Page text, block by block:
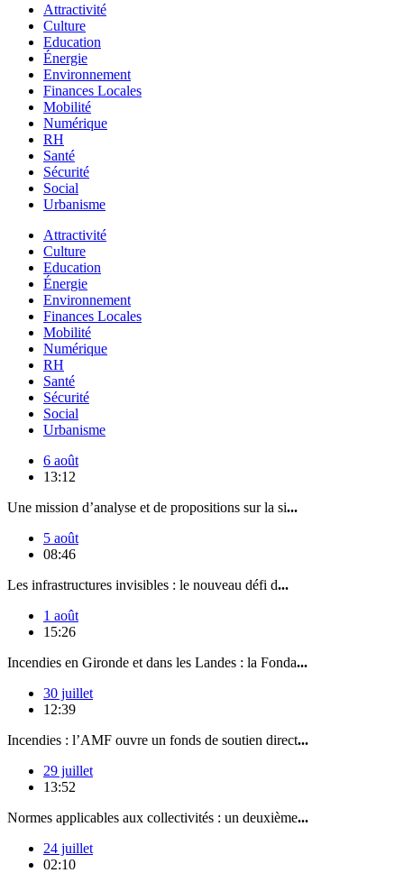
Attractivité
Culture
Education
Énergie
Environnement
Finances Locales
Mobilité
Numérique
RH
Santé
Sécurité
Social
Urbanisme
Attractivité
Culture
Education
Énergie
Environnement
Finances Locales
Mobilité
Numérique
RH
Santé
Sécurité
Social
Urbanisme
6 août
13:12
Une mission d’analyse et de propositions sur la si...
5 août
08:46
Les infrastructures invisibles : le nouveau défi d...
1 août
15:26
Incendies en Gironde et dans les Landes : la Fonda...
30 juillet
12:39
Incendies : l’AMF ouvre un fonds de soutien direct...
29 juillet
13:52
Normes applicables aux collectivités : un deuxième...
24 juillet
02:10